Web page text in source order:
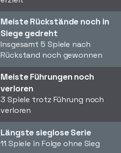
Meiste Rückstände noch in
Siege gedreht
Insgesamt 5 Spiele nach
Rückstand noch gewonnen
Meiste Führungen noch
verloren
3 Spiele trotz Führung noch
verloren
Längste sieglose Serie
11 Spiele in Folge ohne Sieg